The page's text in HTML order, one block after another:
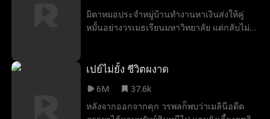
โบราณเมื่อนำกลับสู่โลกปัจจุบันกลับกลายเป็น
ของเก่าเลอค่า เธอจึงนำไปขายเพื่อบรรเทา
ความเดือดร้อนเร่งด่วน เธอเดินทางไปมาระ
สถานการณ์ในสนามรบ ทั้งสองค่อย ๆ เกิด
โลกปัจจุบันโดยไม่คาดคิด เขาใช้ตรามังกรและ
กระบี่เซวียนหยวนยืนยันฐานะของตน ทำให้ทุก
หลงกลจนยอมทุกอย่าง เพื่อเปิดทางให้นางได้
สมปรารถนาแต่งเข้าสู่เรือนตระกูลใหญ่ใน
กวาดล้างทุกทิศทาง ให้คนไร้หัวใจทั้งหลายได้รู้
คร่ำครวญแทบขาดใจ
มิตาหมอประจำหมู่บ้านทำงานหาเงินส่งให้คู่
หมั้นอย่างวรเมธเรียนมหาวิทยาลัย แต่กลับไม่รู้
ด้วยความบังเอิญ มิตาได้ช่วยชีวิตทีปกรผู้ที่เป็น
เห็น และขอแต่งงานกับเธอ ในที่ทำงานทีปกร
เป็นคนเด็ดขาดเข้มแข็ง แต่พอกลับบ้านกลับ
เปย์ไม่ยั้ง ชีวิตผงาด
6M
37.6k
หลังจากออกจากคุก วรพลก็พบว่าเมลินีอดีต